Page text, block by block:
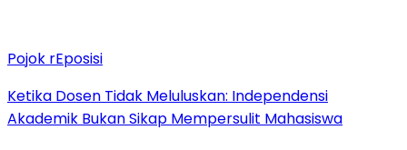
Pojok rEposisi
Ketika Dosen Tidak Meluluskan: Independensi
Akademik Bukan Sikap Mempersulit Mahasiswa